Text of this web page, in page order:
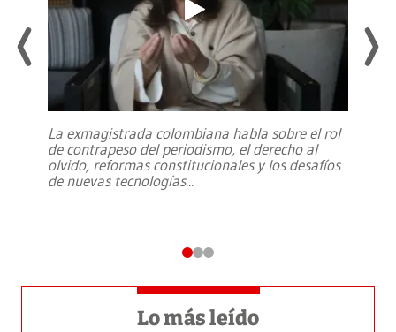
La exmagistrada colombiana habla sobre el rol
de contrapeso del periodismo, el derecho al
olvido, reformas constitucionales y los desafíos
de nuevas tecnologías...
Lo más leído